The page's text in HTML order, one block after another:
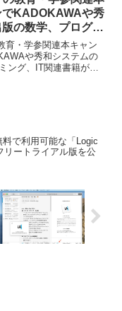
でKADOKAWAや秀
の数学、プログラ
書籍が最大
中。
育・学参関連本キャン
や秀和システムの
ング、IT関連書籍が最
で利用可能な「Logic
リートライアル版を公